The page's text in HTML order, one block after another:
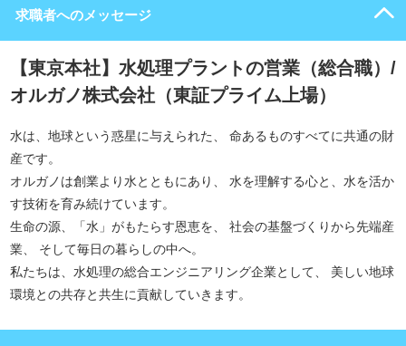
求職者へのメッセージ
【東京本社】水処理プラントの営業（総合職）/
オルガノ株式会社（東証プライム上場）
水は、地球という惑星に与えられた、 命あるものすべてに共通の財
産です。
オルガノは創業より水とともにあり、 水を理解する心と、水を活か
す技術を育み続けています。
生命の源、「水」がもたらす恩恵を、 社会の基盤づくりから先端産
業、 そして毎日の暮らしの中へ。
私たちは、水処理の総合エンジニアリング企業として、 美しい地球
環境との共存と共生に貢献していきます。